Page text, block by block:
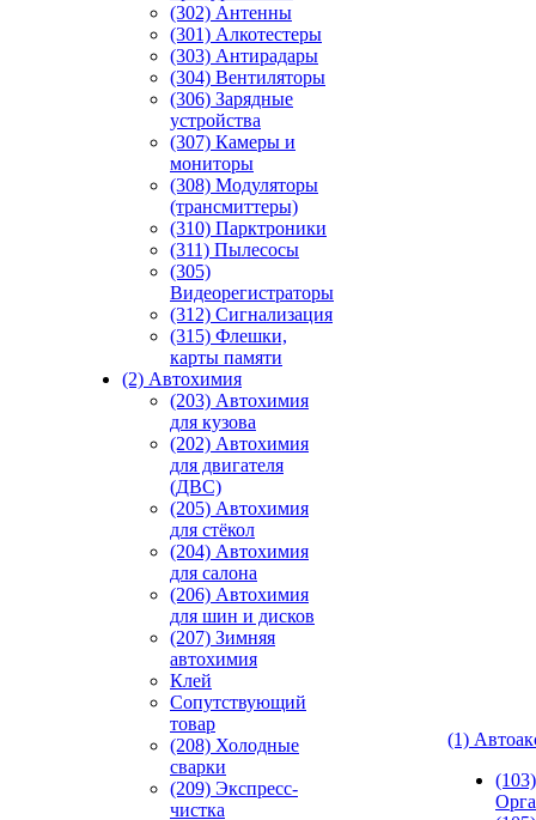
(302) Антенны
(301) Алкотестеры
(303) Антирадары
(304) Вентиляторы
(306) Зарядные
устройства
(307) Камеры и
мониторы
(308) Модуляторы
(трансмиттеры)
(310) Парктроники
(311) Пылесосы
(305)
Видеорегистраторы
(312) Сигнализация
(315) Флешки,
карты памяти
(2) Автохимия
(203) Автохимия
для кузова
(202) Автохимия
для двигателя
(ДВС)
(205) Автохимия
для стёкол
(204) Автохимия
для салона
(206) Автохимия
для шин и дисков
(207) Зимняя
автохимия
Клей
Сопутствующий
товар
(208) Холодные
сварки
(209) Экспреcс-
чистка
(1)